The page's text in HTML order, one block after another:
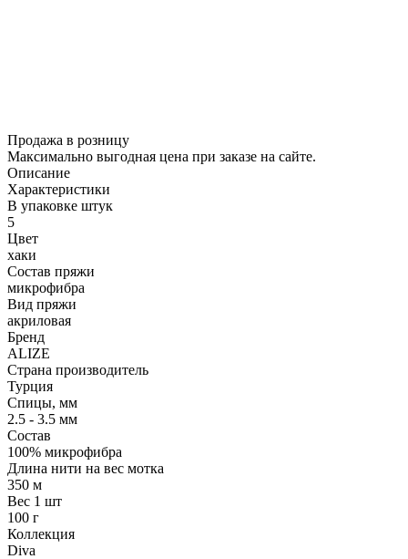
Продажа в розницу
Максимально выгодная цена при заказе на сайте.
Описание
Характеристики
В упаковке штук
5
Цвет
хаки
Состав пряжи
микрофибра
Вид пряжи
акриловая
Бренд
ALIZE
Страна производитель
Турция
Спицы, мм
2.5 - 3.5 мм
Состав
100% микрофибра
Длина нити на вес мотка
350 м
Вес 1 шт
100 г
Коллекция
Diva